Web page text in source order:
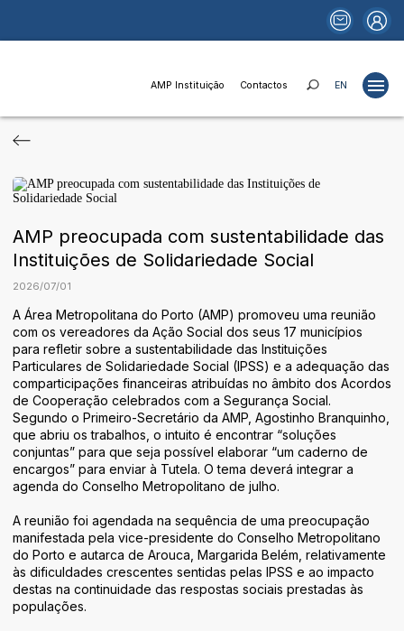
AMP Instituição Contactos EN
Estudos
Publicações
Portais
Notícias
Fundos e Financiamentos
Relações Institucionais
AMP Instituição
Áreas de Atividade
Identidade
AMP preocupada com sustentabilidade das
Instituições de Solidariedade Social
2026/07/01
A Área Metropolitana do Porto (AMP) promoveu uma reunião
com os vereadores da Ação Social dos seus 17 municípios
para refletir sobre a sustentabilidade das Instituições
Particulares de Solidariedade Social (IPSS) e a adequação das
comparticipações financeiras atribuídas no âmbito dos Acordos
de Cooperação celebrados com a Segurança Social.
Segundo o Primeiro-Secretário da AMP, Agostinho Branquinho,
que abriu os trabalhos, o intuito é encontrar “soluções
conjuntas” para que seja possível elaborar “um caderno de
encargos” para enviar à Tutela. O tema deverá integrar a
agenda do Conselho Metropolitano de julho.
A reunião foi agendada na sequência de uma preocupação
manifestada pela vice-presidente do Conselho Metropolitano
do Porto e autarca de Arouca, Margarida Belém, relativamente
às dificuldades crescentes sentidas pelas IPSS e ao impacto
destas na continuidade das respostas sociais prestadas às
populações.